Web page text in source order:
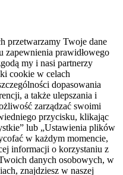
przetwarzamy Twoje dane
zapewnienia prawidłowego
my i nasi partnerzy
cookie w celach
dopasowania
a także ulepszania i
zarządzać swoimi
przycisku, klikając
lub „Ustawienia plików
w każdym momencie,
informacji o korzystaniu z
danych osobowych, w
znajdziesz w naszej